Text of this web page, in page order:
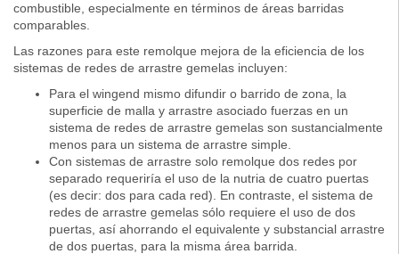
combustible, especialmente en términos de áreas barridas
comparables.
Las razones para este remolque mejora de la eficiencia de los
sistemas de redes de arrastre gemelas incluyen:
Para el wingend mismo difundir o barrido de zona, la
superficie de malla y arrastre asociado fuerzas en un
sistema de redes de arrastre gemelas son sustancialmente
menos para un sistema de arrastre simple.
Con sistemas de arrastre solo remolque dos redes por
separado requeriría el uso de la nutria de cuatro puertas
(es decir: dos para cada red). En contraste, el sistema de
redes de arrastre gemelas sólo requiere el uso de dos
puertas, así ahorrando el equivalente y substancial arrastre
de dos puertas, para la misma área barrida.